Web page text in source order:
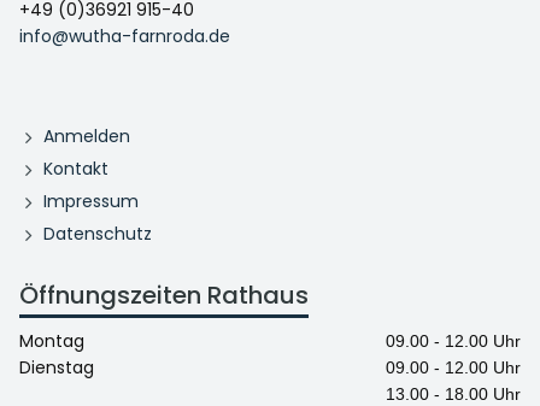
+49 (0)36921 915-40
info@wutha-farnroda.de
Anmelden
Kontakt
Impressum
Datenschutz
Öffnungszeiten Rathaus
Montag 09.00 - 12.00 Uhr
Dienstag
09.00 - 12.00 Uhr
13.00 - 18.00 Uhr